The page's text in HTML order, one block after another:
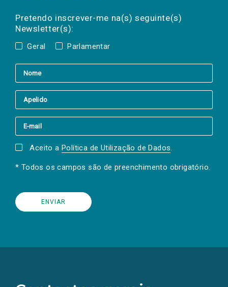
Pretendo inscrever-me na(s) seguinte(s)
Newsletter(s):
Geral Parlamentar
a(s) newsletter(s).
mail
Aceito a Política de Utilização de Dados.
* Todos os campos são de preenchimento obrigatório.